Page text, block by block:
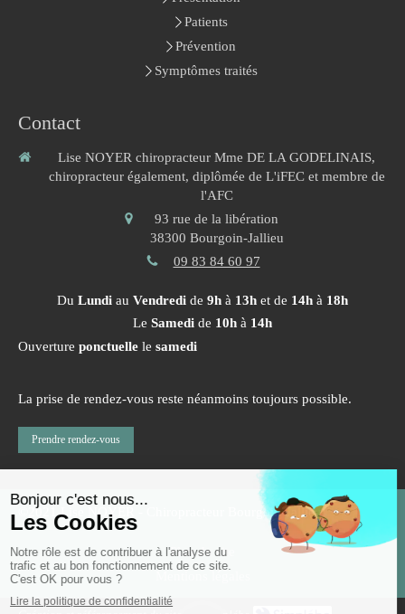
Patients
Prévention
Symptômes traités
Contact
Lise NOYER chiropracteur Mme DE LA GODELINAIS,
chiropracteur également, diplômée de L'iFEC et membre de
l'AFC
93 rue de la libération
38300 Bourgoin-Jallieu
09 83 84 60 97
Du Lundi au Vendredi de 9h à 13h et de 14h à 18h
Le Samedi de 10h à 14h
Ouverture ponctuelle le samedi
La prise de rendez-vous reste néanmoins toujours possible.
Prendre rendez-vous
©2021 Lise NOYER - Chiropracteur Bourgoin-Jallieu
Plan du site